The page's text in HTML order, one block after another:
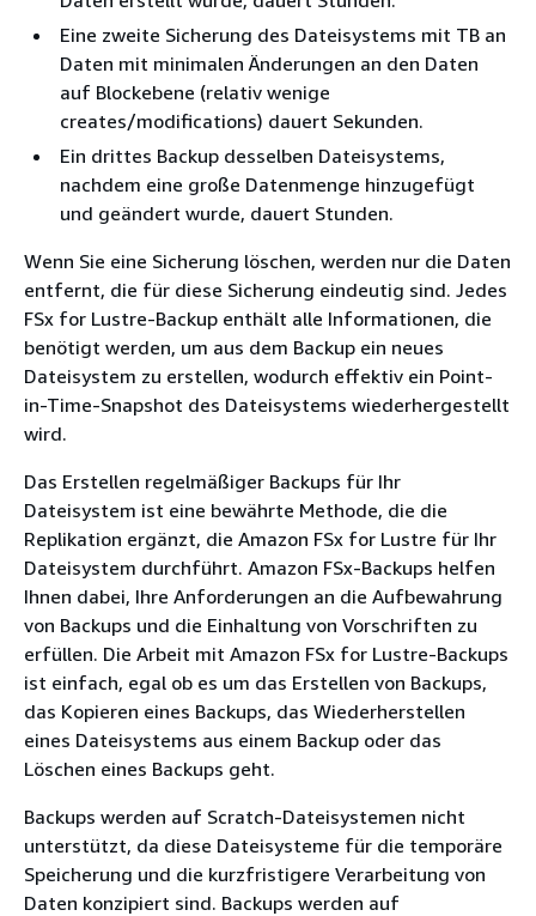
Eine zweite Sicherung des Dateisystems mit TB an
Daten mit minimalen Änderungen an den Daten
auf Blockebene (relativ wenige
creates/modifications) dauert Sekunden.
Ein drittes Backup desselben Dateisystems,
nachdem eine große Datenmenge hinzugefügt
und geändert wurde, dauert Stunden.
Wenn Sie eine Sicherung löschen, werden nur die Daten
entfernt, die für diese Sicherung eindeutig sind. Jedes
FSx for Lustre-Backup enthält alle Informationen, die
benötigt werden, um aus dem Backup ein neues
Dateisystem zu erstellen, wodurch effektiv ein Point-
in-Time-Snapshot des Dateisystems wiederhergestellt
wird.
Das Erstellen regelmäßiger Backups für Ihr
Dateisystem ist eine bewährte Methode, die die
Replikation ergänzt, die Amazon FSx for Lustre für Ihr
Dateisystem durchführt. Amazon FSx-Backups helfen
Ihnen dabei, Ihre Anforderungen an die Aufbewahrung
von Backups und die Einhaltung von Vorschriften zu
erfüllen. Die Arbeit mit Amazon FSx for Lustre-Backups
ist einfach, egal ob es um das Erstellen von Backups,
das Kopieren eines Backups, das Wiederherstellen
eines Dateisystems aus einem Backup oder das
Löschen eines Backups geht.
Backups werden auf Scratch-Dateisystemen nicht
unterstützt, da diese Dateisysteme für die temporäre
Speicherung und die kurzfristigere Verarbeitung von
Daten konzipiert sind. Backups werden auf